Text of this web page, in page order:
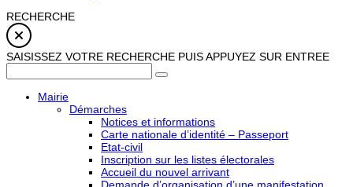
RECHERCHE
SAISISSEZ VOTRE RECHERCHE PUIS APPUYEZ SUR ENTREE
Mairie
Démarches
Notices et informations
Carte nationale d’identité – Passeport
Etat-civil
Inscription sur les listes électorales
Accueil du nouvel arrivant